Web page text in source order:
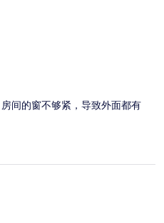
间的窗不够紧，导致外面都有